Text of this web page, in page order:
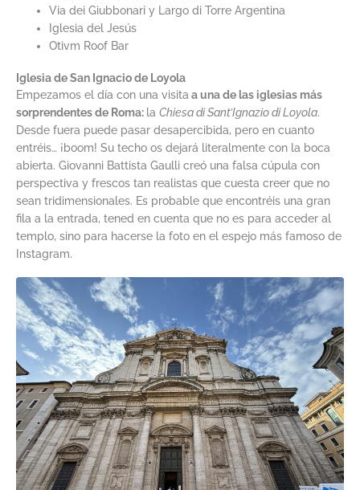
Via dei Giubbonari y Largo di Torre Argentina
Iglesia del Jesús
Otivm Roof Bar
Iglesia de San Ignacio de Loyola
Empezamos el día con una visita a una de las iglesias más
sorprendentes de Roma: la Chiesa di Sant’Ignazio di Loyola.
Desde fuera puede pasar desapercibida, pero en cuanto
entréis… ¡boom! Su techo os dejará literalmente con la boca
abierta. Giovanni Battista Gaulli creó una falsa cúpula con
perspectiva y frescos tan realistas que cuesta creer que no
sean tridimensionales. Es probable que encontréis una gran
fila a la entrada, tened en cuenta que no es para acceder al
templo, sino para hacerse la foto en el espejo más famoso de
Instagram.